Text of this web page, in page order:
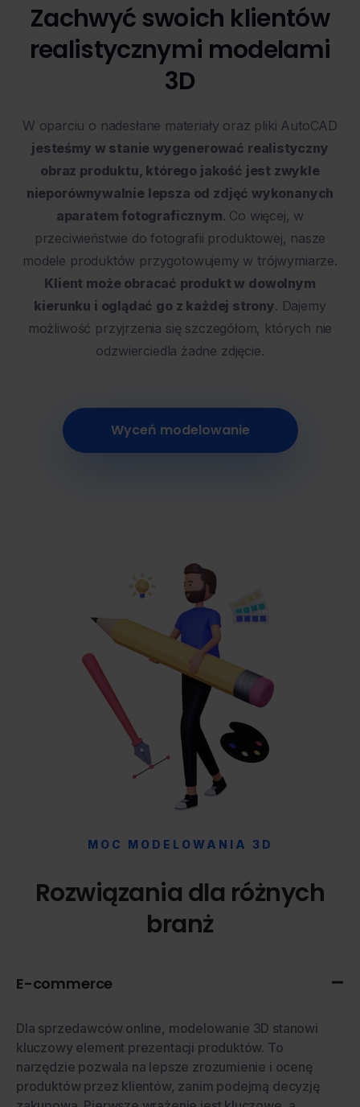
Zachwyć swoich klientów
realistycznymi modelami
3D
W oparciu o nadesłane materiały oraz pliki AutoCAD
jesteśmy w stanie wygenerować realistyczny
obraz produktu, którego jakość jest zwykle
nieporównywalnie lepsza od zdjęć wykonanych
aparatem fotograficznym. Co więcej, w
przeciwieństwie do fotografii produktowej, nasze
modele produktów przygotowujemy w trójwymiarze.
Klient może obracać produkt w dowolnym
kierunku i oglądać go z każdej strony. Dajemy
możliwość przyjrzenia się szczegółom, których nie
odzwierciedla żadne zdjęcie.
Wyceń modelowanie
MOC MODELOWANIA 3D
Rozwiązania dla różnych
branż
E-commerce
Dla sprzedawców online, modelowanie 3D stanowi
kluczowy element prezentacji produktów. To
narzędzie pozwala na lepsze zrozumienie i ocenę
produktów przez klientów, zanim podejmą decyzję